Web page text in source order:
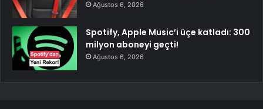
Ağustos 6, 2026
Spotify, Apple Music’i üçe katladı: 300
milyon aboneyi geçti!
Ağustos 6, 2026